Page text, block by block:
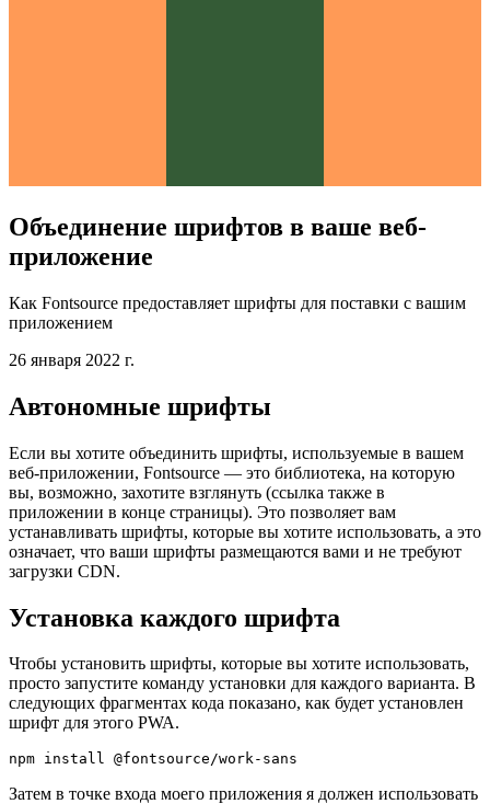
Объединение шрифтов в ваше веб-
приложение
Как Fontsource предоставляет шрифты для поставки с вашим
Автономные шрифты
Если вы хотите объединить шрифты, используемые в вашем
веб-приложении, Fontsource — это библиотека, на которую
вы, возможно, захотите взглянуть (ссылка также в
приложении в конце страницы). Это позволяет вам
означает, что ваши шрифты размещаются вами и не требуют
Установка каждого шрифта
Чтобы установить шрифты, которые вы хотите использовать,
просто запустите команду установки для каждого варианта. В
следующих фрагментах кода показано, как будет установлен
шрифт для этого PWA.